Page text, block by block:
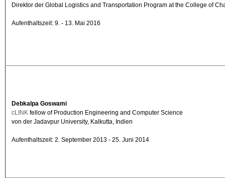
Direktor der Global Logistics and Transportation Program at the College of
Aufenthaltszeit: 9. - 13. Mai 2016
Debkalpa Goswami
cLINKfellow of Production Engineering and Computer Science
von der Jadavpur University, Kalkutta, Indien
Aufenthaltszeit: 2. September 2013 - 25. Juni 2014